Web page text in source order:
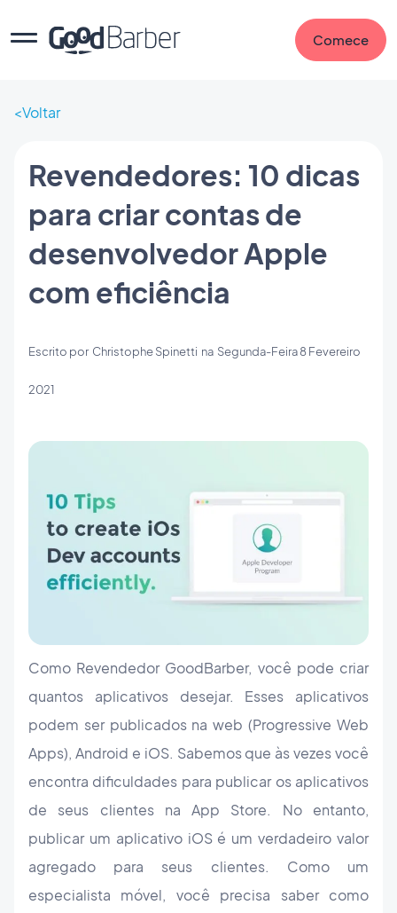
Comece
Voltar
Revendedores: 10 dicas
para criar contas de
desenvolvedor Apple
com eficiência
Escrito por Christophe Spinetti na Segunda-Feira 8 Fevereiro
2021
Como Revendedor GoodBarber, você pode criar
quantos aplicativos desejar. Esses aplicativos
podem ser publicados na web (Progressive Web
Apps), Android e iOS. Sabemos que às vezes você
encontra dificuldades para publicar os aplicativos
de seus clientes na App Store. No entanto,
publicar um aplicativo iOS é um verdadeiro valor
agregado para seus clientes. Como um
especialista móvel, você precisa saber como